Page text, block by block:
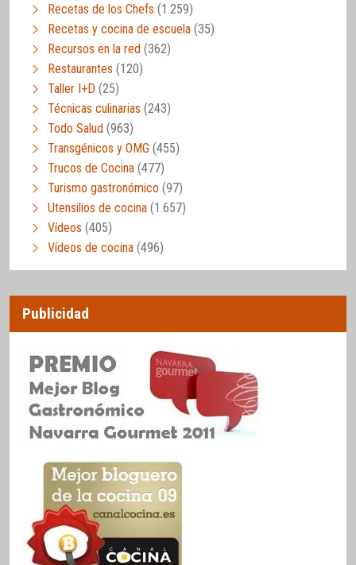
Recetas de los Chefs (1.259)
Recetas y cocina de escuela (35)
Recursos en la red (362)
Restaurantes (120)
Taller I+D (25)
Técnicas culinarias (243)
Todo Salud (963)
Transgénicos y OMG (455)
Trucos de Cocina (477)
Turismo gastronómico (97)
Utensilios de cocina (1.657)
Vídeos (405)
Vídeos de cocina (496)
Publicidad